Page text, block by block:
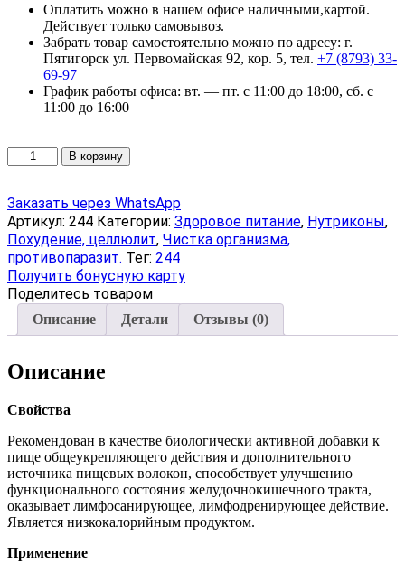
Оплатить можно в нашем офисе наличными,картой.
Действует только самовывоз.
Забрать товар самостоятельно можно по адресу: г.
Пятигорск ул. Первомайская 92, кор. 5, тел. +7 (8793) 33-
69-97
График работы офиса: вт. — пт. с 11:00 до 18:00, сб. с
11:00 до 16:00
Количество
товара
Фито,
хрустящие
гранулы,
350
г
В корзину
Заказать через WhatsApp
Артикул: 244 Категории: Здоровое питание, Нутриконы,
Похудение, целлюлит, Чистка организма,
противопаразит. Тег: 244
Получить бонусную карту
Поделитесь товаром
Описание Детали Отзывы (0)
Описание
Свойства
Рекомендован в качестве биологически активной добавки к
пище общеукрепляющего действия и дополнительного
источника пищевых волокон, способствует улучшению
функционального состояния желудочно­кишечного тракта,
оказывает лимфосанирующее, лимфодренирующее действие.
Является низкокалорийным продуктом.
Применение